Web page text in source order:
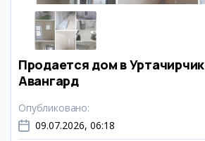
Продается дом в
Авангард
Опубликовано:
09.07.2026, 06:18